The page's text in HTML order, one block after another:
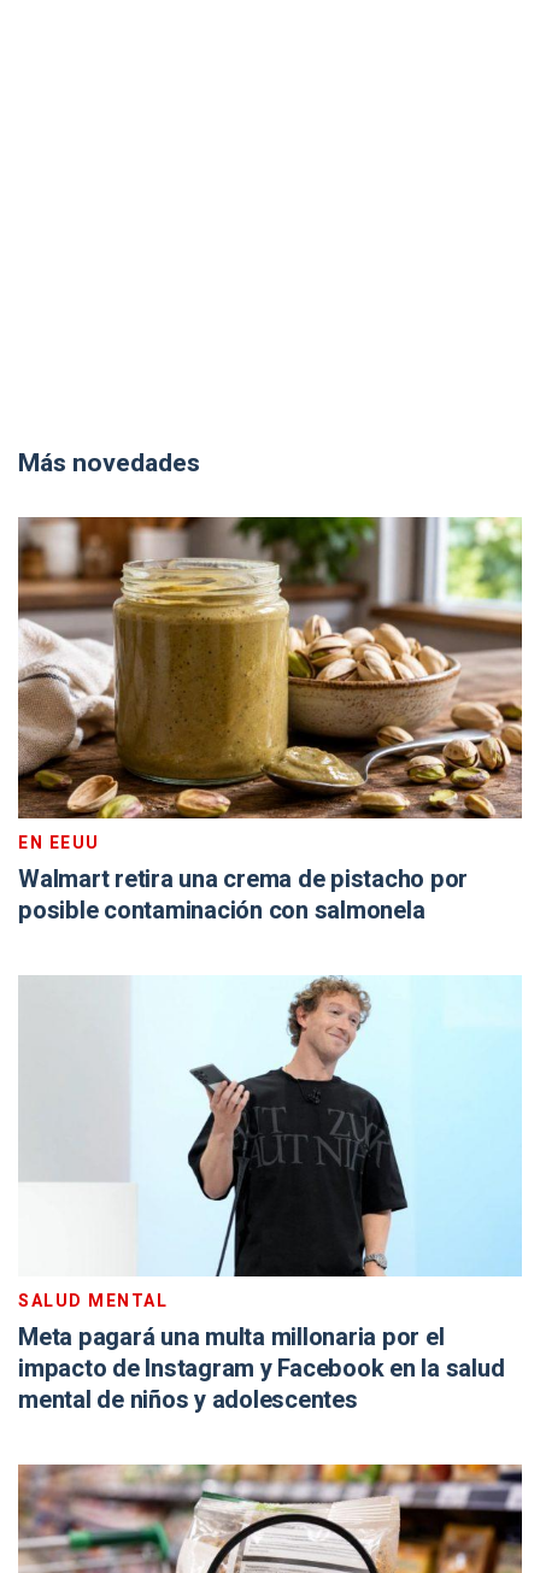
Más novedades
EN EEUU
Walmart retira una crema de pistacho por
posible contaminación con salmonela
SALUD MENTAL
Meta pagará una multa millonaria por el
impacto de Instagram y Facebook en la salud
mental de niños y adolescentes